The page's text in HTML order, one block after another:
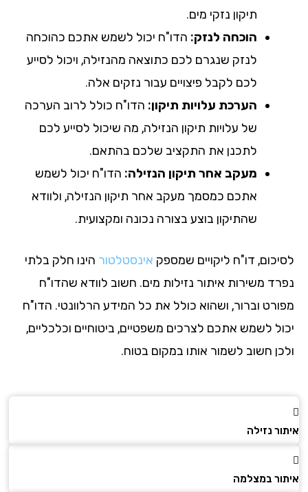
תיקון נזקי מים.
הוכחה לנזק:הדו"ח יכול לשמש אתכם כהוכחה
לנזק שנגרם לכם כתוצאה מהנזילה, ויכול לסייע
לכם לקבל פיצויים עבור נזקים אלה.
הערכת עלויות תיקון:הדו"ח כולל לרוב הערכה
של עלויות תיקון הנזילה, מה שיכול לסייע לכם
לתכנן את התקציב שלכם בהתאם.
מעקב אחר תיקון הנזילה:הדו"ח יכול לשמש
אתכם כמסמך מעקב אחר תיקון הנזילה, ולוודא
שהתיקון בוצע בצורה נכונה ומקצועית.
דו"ח ליקויים שמספקאינסטלטורהינו חלק בלתי
משירות איתור נזילות מים. חשוב לוודא שהדו"ח
וברור, ושהוא כולל את כל המידע הרלוונטי. הדו"ח
לשמש אתכם לצרכים משפטיים, ביטוחיים וכלכליים,
חשוב לשמור אותו במקום בטוח.
נזילה
במצלמה​